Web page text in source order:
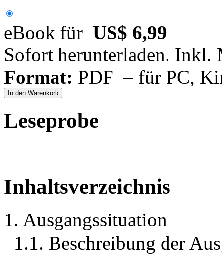
eBook für US$ 6,99
Sofort herunterladen. Inkl.
Format: PDF – für PC,
In den Warenkorb
Leseprobe
Inhaltsverzeichnis
1. Ausgangssituation
1.1. Beschreibung der